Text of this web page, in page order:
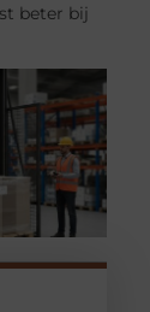
beter bij